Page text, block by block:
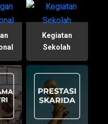
Kegiatan
Sekolah